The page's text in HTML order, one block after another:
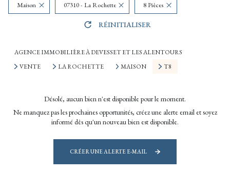
Maison 07310 - La Rochette 8 Pièces
RÉINITIALISER
AGENCE IMMOBILIÈRE À DEVESSET ET LES ALENTOURS
VENTE
LA ROCHETTE MAISON T8
Désolé, aucun bien n'est disponible pour le moment.
Ne manquez pas les prochaines opportunités, créez une alerte email et soyez
informé dès qu'un nouveau bien est disponible.
CRÉER UNE ALERTE E-MAIL